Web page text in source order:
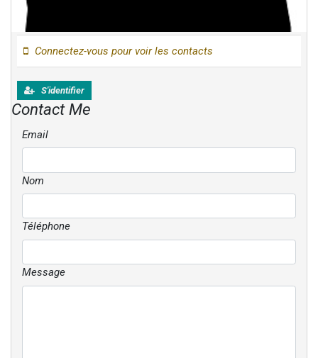
Connectez-vous pour voir les contacts
S'identifier
Contact Me
Email
Nom
Téléphone
Message